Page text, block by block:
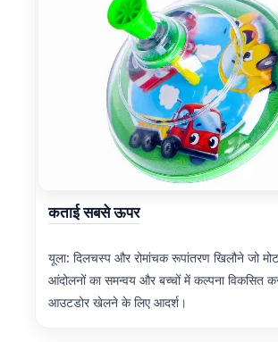
कताई सबसे ऊपर
यूला: दिलचस्प और रोमांचक रूपांतरण खिलौने जो
आंदोलनों का समन्वय और बच्चों में कल्पना विकसित
आउटडोर खेलने के लिए आदर्श।